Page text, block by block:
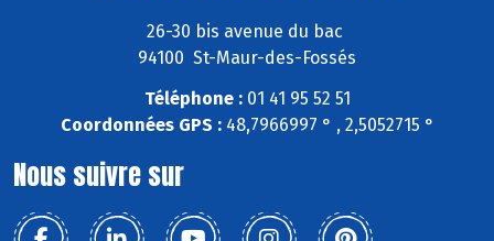
26-30 bis avenue du bac
94100 St-Maur-des-Fossés
Téléphone :01 41 95 52 51
Coordonnées GPS :48,7966997 ° , 2,5052715 °
Nous suivre sur